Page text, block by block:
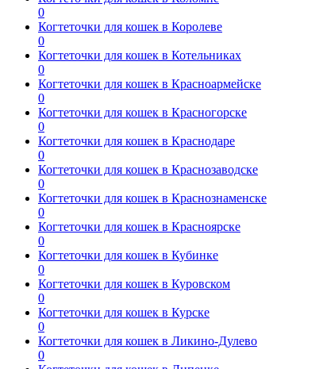
0
Когтеточки для кошек в Королеве
0
Когтеточки для кошек в Котельниках
0
Когтеточки для кошек в Красноармейске
0
Когтеточки для кошек в Красногорске
0
Когтеточки для кошек в Краснодаре
0
Когтеточки для кошек в Краснозаводске
0
Когтеточки для кошек в Краснознаменске
0
Когтеточки для кошек в Красноярске
0
Когтеточки для кошек в Кубинке
0
Когтеточки для кошек в Куровском
0
Когтеточки для кошек в Курске
0
Когтеточки для кошек в Ликино-Дулево
0